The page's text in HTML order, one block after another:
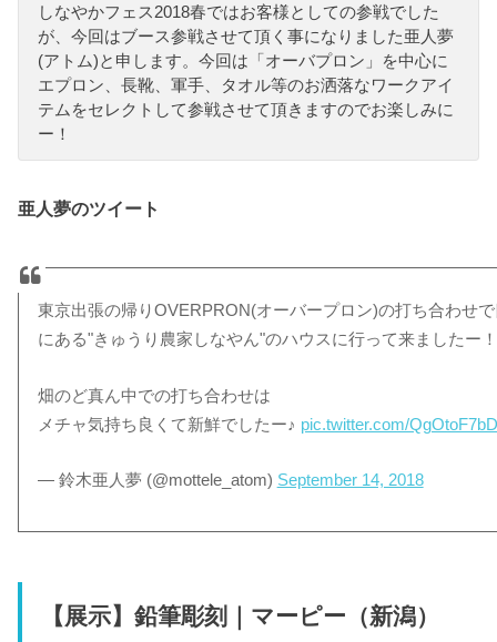
しなやかフェス2018春ではお客様としての参戦でした
が、今回はブース参戦させて頂く事になりました亜人夢
(アトム)と申します。今回は「オーバプロン」を中心に
エプロン、長靴、軍手、タオル等のお洒落なワークアイ
テムをセレクトして参戦させて頂きますのでお楽しみに
ー！
亜人夢のツイート
東京出張の帰りOVERPRON(オーバープロン)の打ち合わせ
にある"きゅうり農家しなやん"のハウスに行って来ましたー！
畑のど真ん中での打ち合わせは
メチャ気持ち良くて新鮮でしたー♪ pic.twitter.com/
— 鈴木亜人夢 (@mottele_atom) September 14, 2018
【展示】鉛筆彫刻｜マーピー（新潟）